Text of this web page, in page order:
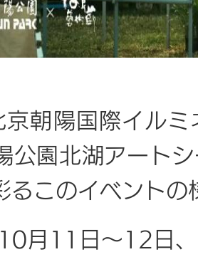
京朝陽国際イル
公園北湖アート
るこのイベント
月11日～12日